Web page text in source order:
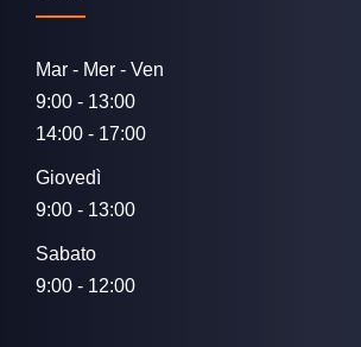
Mar - Mer - Ven
9:00 - 13:00
14:00 - 17:00
Giovedì
9:00 - 13:00
Sabato
9:00 - 12:00